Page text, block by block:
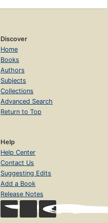
Discover
Home
Books
Authors
Subjects
Collections
Advanced Search
Return to Top
Help
Help Center
Contact Us
Suggesting Edits
Add a Book
Release Notes